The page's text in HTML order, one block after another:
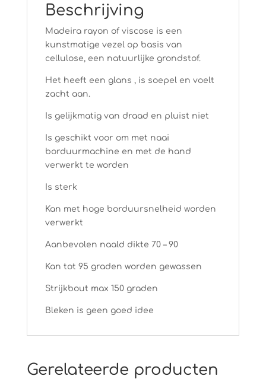
Beschrijving
Madeira rayon of viscose is een
kunstmatige vezel op basis van
cellulose, een natuurlijke grondstof.
Het heeft een glans , is soepel en voelt
zacht aan.
Is gelijkmatig van draad en pluist niet
Is geschikt voor om met naai
borduurmachine en met de hand
verwerkt te worden
Is sterk
Kan met hoge borduursnelheid worden
verwerkt
Aanbevolen naald dikte 70 – 90
Kan tot 95 graden worden gewassen
Strijkbout max 150 graden
Bleken is geen goed idee
Gerelateerde producten